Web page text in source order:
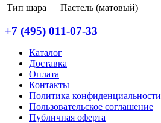
Тип шара
Пастель (матовый)
+7 (495) 011-07-33
Каталог
Доставка
Оплата
Контакты
Политика конфиденциальности
Пользовательское соглашение
Публичная оферта